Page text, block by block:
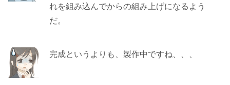
れを組み込んでからの組み上げになるよう
だ。
完成というよりも、製作中ですね、、、